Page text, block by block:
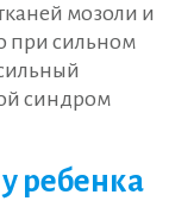
мозоли и
при сильном
синдром
ребенка